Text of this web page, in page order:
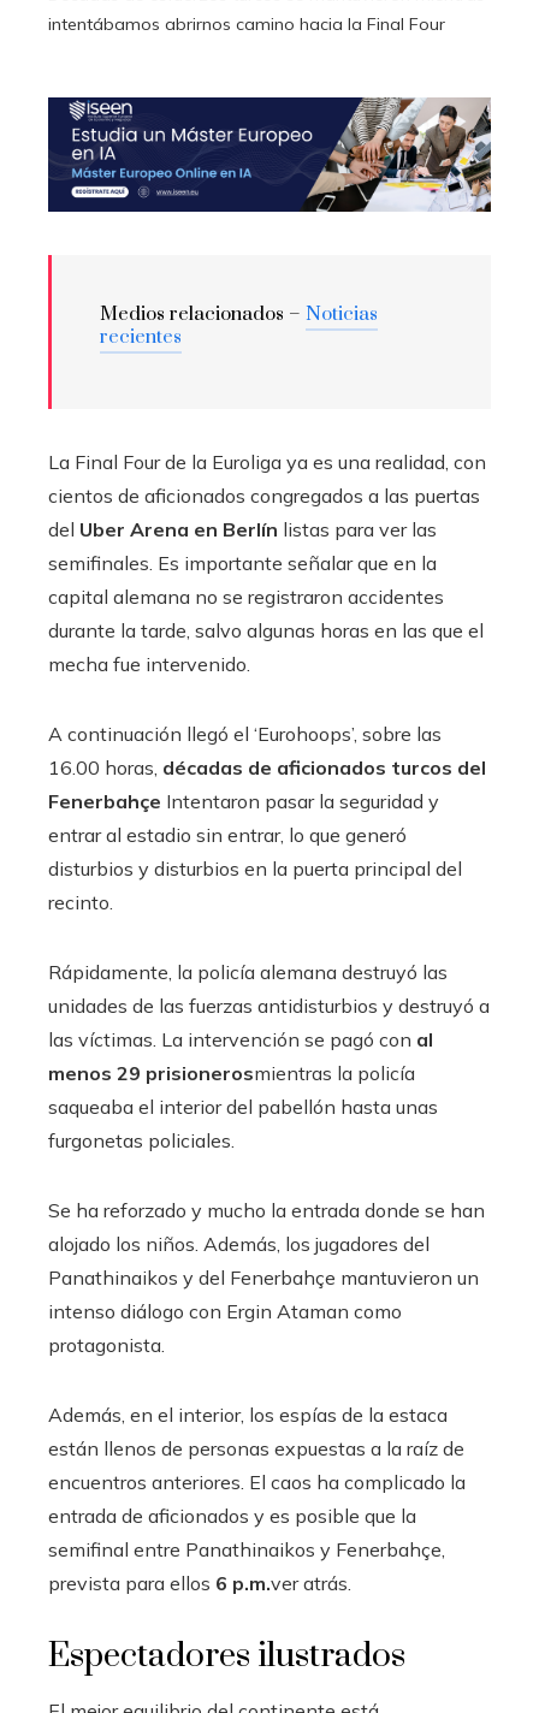
intentábamos abrirnos camino hacia la Final Four
Medios relacionados – Noticias
recientes
La Final Four de la Euroliga ya es una realidad, con
cientos de aficionados congregados a las puertas
del Uber Arena en Berlín listas para ver las
semifinales. Es importante señalar que en la
capital alemana no se registraron accidentes
durante la tarde, salvo algunas horas en las que el
mecha fue intervenido.
A continuación llegó el ‘Eurohoops’, sobre las
16.00 horas, décadas de aficionados turcos del
Fenerbahçe Intentaron pasar la seguridad y
entrar al estadio sin entrar, lo que generó
disturbios y disturbios en la puerta principal del
recinto.
Rápidamente, la policía alemana destruyó las
unidades de las fuerzas antidisturbios y destruyó a
las víctimas. La intervención se pagó con al
menos 29 prisionerosmientras la policía
saqueaba el interior del pabellón hasta unas
furgonetas policiales.
Se ha reforzado y mucho la entrada donde se han
alojado los niños. Además, los jugadores del
Panathinaikos y del Fenerbahçe mantuvieron un
intenso diálogo con Ergin Ataman como
protagonista.
Además, en el interior, los espías de la estaca
están llenos de personas expuestas a la raíz de
encuentros anteriores. El caos ha complicado la
entrada de aficionados y es posible que la
semifinal entre Panathinaikos y Fenerbahçe,
prevista para ellos 6 p.m.ver atrás.
Espectadores ilustrados